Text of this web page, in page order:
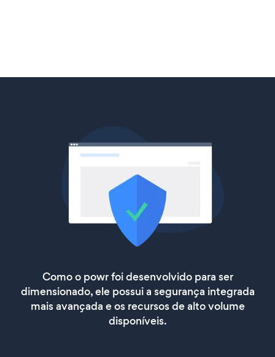
Como o powr foi desenvolvido para ser
dimensionado, ele possui a segurança integrada
mais avançada e os recursos de alto volume
disponíveis.